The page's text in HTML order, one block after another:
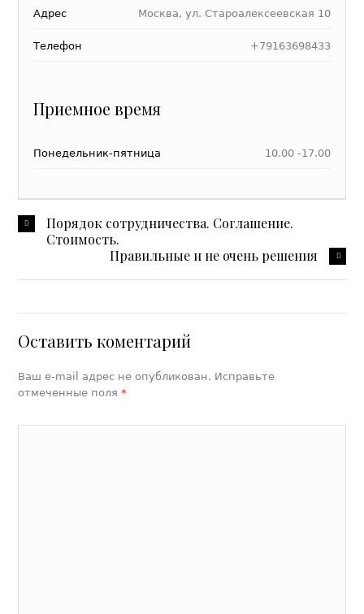
Адрес Москва, ул. Староалексеевская 10
Телефон +79163698433
Приемное время
Понедельник-пятница 10.00 -17.00
Порядок сотрудничества. Соглашение.
Стоимость.
Правильные и не очень решения
Оставить коментарий
Ваш e-mail адрес не опубликован. Исправьте
отмеченные поля*